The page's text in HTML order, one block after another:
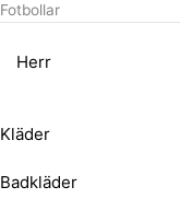
Fotbollar
Herr
Kläder
Badkläder